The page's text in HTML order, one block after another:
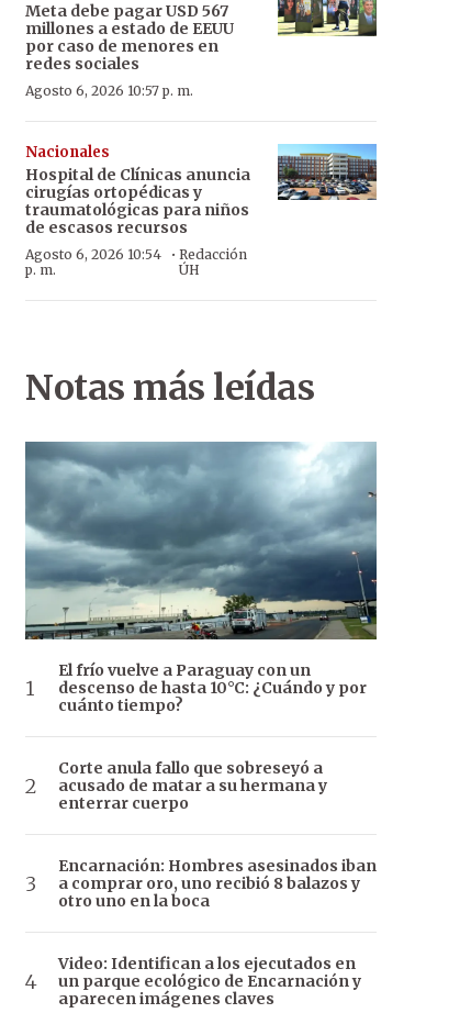
Meta debe pagar USD 567
millones a estado de EEUU
por caso de menores en
redes sociales
Agosto 6, 2026 10:57 p. m.
Nacionales
Hospital de Clínicas anuncia
cirugías ortopédicas y
traumatológicas para niños
de escasos recursos
Agosto 6, 2026 10:54
p. m.
· Redacción
ÚH
Notas más leídas
El frío vuelve a Paraguay con un
descenso de hasta 10°C: ¿Cuándo y por
cuánto tiempo?
Corte anula fallo que sobreseyó a
acusado de matar a su hermana y
enterrar cuerpo
Encarnación: Hombres asesinados iban
a comprar oro, uno recibió 8 balazos y
otro uno en la boca
Video: Identifican a los ejecutados en
un parque ecológico de Encarnación y
aparecen imágenes claves